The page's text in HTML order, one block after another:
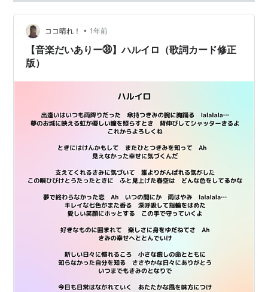
ココ晴れ！ • 1年前
【音楽だいありー㊳】ハルイロ（歌詞カード修正
版）